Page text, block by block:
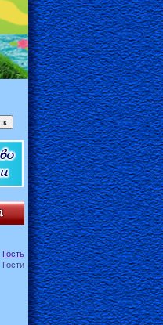
Гость
Гости